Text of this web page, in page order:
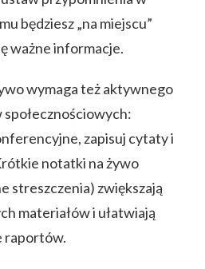
będziesz „na miejscu”
ważne informacje.
wymaga też aktywnego
zapisuj cytaty i
notatki na żywo
streszczenia) zwiększają
materiałów i ułatwiają
raportów.